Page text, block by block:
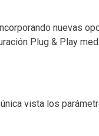
nuevas
Plug & Play
vista los